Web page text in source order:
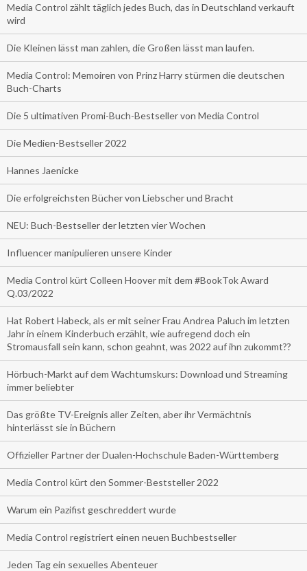
Media Control zählt täglich jedes Buch, das in Deutschland verkauft
wird
Die Kleinen lässt man zahlen, die Großen lässt man laufen.
Media Control: Memoiren von Prinz Harry stürmen die deutschen
Buch-Charts
Die 5 ultimativen Promi-Buch-Bestseller von Media Control
Die Medien-Bestseller 2022
Hannes Jaenicke
Die erfolgreichsten Bücher von Liebscher und Bracht
NEU: Buch-Bestseller der letzten vier Wochen
Influencer manipulieren unsere Kinder
Media Control kürt Colleen Hoover mit dem #BookTok Award
Q.03/2022
Hat Robert Habeck, als er mit seiner Frau Andrea Paluch im letzten
Jahr in einem Kinderbuch erzählt, wie aufregend doch ein
Stromausfall sein kann, schon geahnt, was 2022 auf ihn zukommt??
Hörbuch-Markt auf dem Wachtumskurs: Download und Streaming
immer beliebter
Das größte TV-Ereignis aller Zeiten, aber ihr Vermächtnis
hinterlässt sie in Büchern
Offizieller Partner der Dualen-Hochschule Baden-Württemberg
Media Control kürt den Sommer-Beststeller 2022
Warum ein Pazifist geschreddert wurde
Media Control registriert einen neuen Buchbestseller
Jeden Tag ein sexuelles Abenteuer